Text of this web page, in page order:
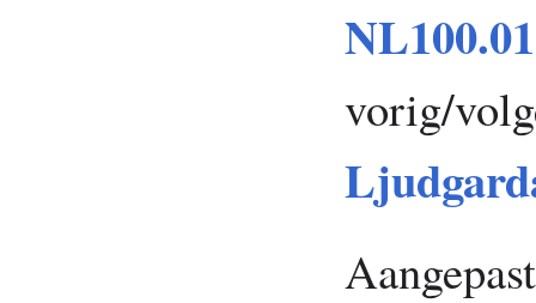
vorig/